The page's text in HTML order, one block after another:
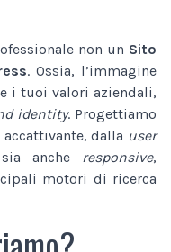
non un Sito
. Ossia, l’immagine
i tuoi valori aziendali,
identity. Progettiamo
dalla user
anche responsive,
motori di ricerca